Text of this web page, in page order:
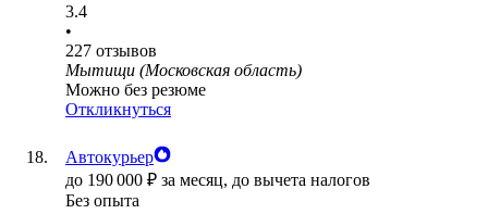
3.4
•
227 отзывов
Мытищи (Московская область)
Можно без резюме
Откликнуться
Автокурьер
до 190 000 ₽ за месяц, до вычета налогов
Без опыта